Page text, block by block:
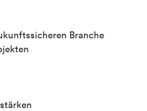
Branche